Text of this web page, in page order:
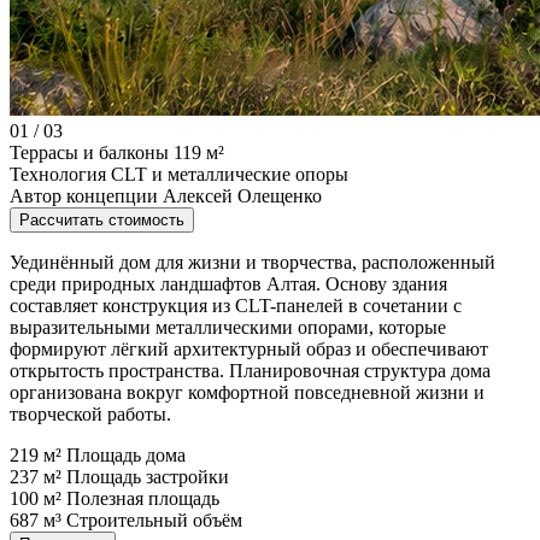
01 / 03
Террасы и балконы 119 м²
Технология CLT и металлические опоры
Автор концепции Алексей Олещенко
Рассчитать стоимость
Уединённый дом для жизни и творчества, расположенный
среди природных ландшафтов Алтая. Основу здания
составляет конструкция из CLT-панелей в сочетании с
выразительными металлическими опорами, которые
формируют лёгкий архитектурный образ и обеспечивают
открытость пространства. Планировочная структура дома
организована вокруг комфортной повседневной жизни и
творческой работы.
219 м² Площадь дома
237 м² Площадь застройки
100 м² Полезная площадь
687 м³ Строительный объём